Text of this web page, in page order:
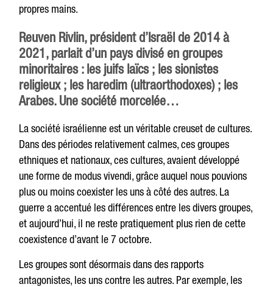
propres mains.
Reuven Rivlin, président d’Israël de 2014 à
2021, parlait d’un pays divisé en groupes
minoritaires : les juifs laïcs ; les sionistes
religieux ; les haredim (ultraorthodoxes) ; les
Arabes. Une société morcelée…
La société israélienne est un véritable creuset de cultures.
Dans des périodes relativement calmes, ces groupes
ethniques et nationaux, ces cultures, avaient développé
une forme de modus vivendi, grâce auquel nous pouvions
plus ou moins coexister les uns à côté des autres. La
guerre a accentué les différences entre les divers groupes,
et aujourd’hui, il ne reste pratiquement plus rien de cette
coexistence d’avant le 7 octobre.
Les groupes sont désormais dans des rapports
antagonistes, les uns contre les autres. Par exemple, les